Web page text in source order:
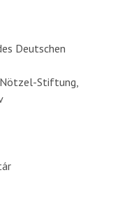
Deutschen
Stiftung,